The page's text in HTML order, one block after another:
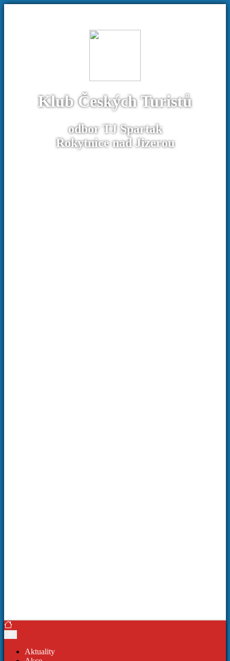
Klub Českých Turistů
odbor TJ Spartak
Rokytnice nad Jizerou
Aktuality